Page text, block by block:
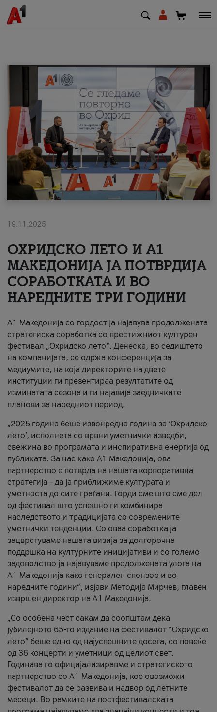
МК SQ
Приватни Деловни
Поддршка
Надополни кредит
#ПодобарОнлајн
19.11.2025
ОХРИДСКО ЛЕТО И A1
МАКЕДОНИЈА ЈА ПОТВРДИЈА
СОРАБОТКАТА И ВО
НАРЕДНИТЕ ТРИ ГОДИНИ
A1 Македонија со гордост ја најавува продолжената
стратегиска соработка со престижниот културен
фестивал „Охридско лето“. Денеска, во седиштето
на компанијата, се одржа конференција за
медиумите, на која директорите на двете
институции ги презентираа резултатите од
изминатата сезона и ги најавија заедничките
планови за наредниот период.
„2025 година беше извонредна година за ‘Охридско
лето’, исполнета со врвни уметнички изведби,
свежина во програмата и инспиративна енергија од
публиката. За нас како A1 Македонија, ова
партнерство е потврда на нашата корпоративна
стратегија – да ја приближиме културата и
уметноста до сите граѓани. Горди сме што сме дел
од фестивал што успешно ги комбинира
наследството и традицијата со современите
уметнички тенденции. Со оваа соработка ја
зацврстуваме нашата визија за долгорочна
поддршка на културните иницијативи и со големо
задоволство ја најавуваме продолжената улога на
A1 Македонија како генерален спонзор и во
наредните години“, изјави Методија Мирчев, главен
извршен директор на A1 Македонија.
„Со особена чест сакам да соопштам дека
јубилејното 65-то издание на фестивалот “Охридско
лето” беше едно од најуспешните досега, со повеќе
од 36 концерти и уметници од целиот свет.
Годинава го официјализиравме и стратегиското
партнерство со А1 Македонија, кое овозможи
фестивалот да се развива и надвор од летните
месеци. Во рамките на постфестивалската